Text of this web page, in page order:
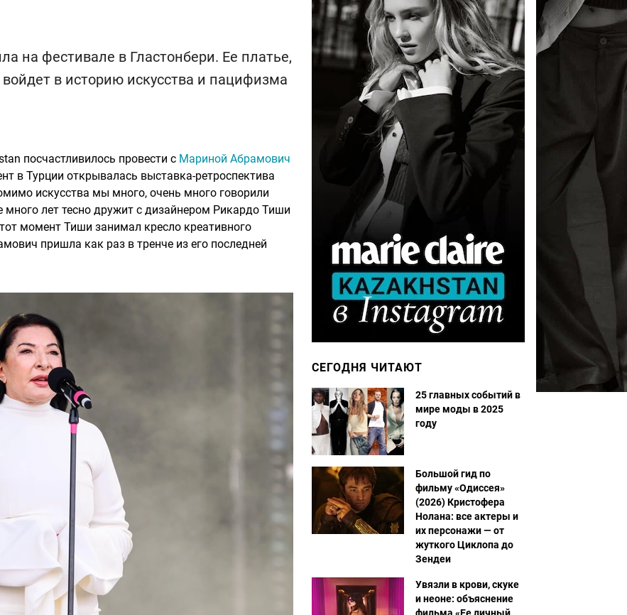
на фестивале в Гластонбери. Ее платье,
в историю искусства и пацифизма
посчастливилось провести с Мариной Абрамович
в Турции открывалась выставка-ретроспектива
искусства мы много, очень много говорили
лет тесно дружит с дизайнером Рикардо Тиши
момент Тиши занимал кресло креативного
пришла как раз в тренче из его последней
СЕГОДНЯ ЧИТАЮТ
25 главных событий в
мире моды в 2025
году
Большой гид по
фильму «Одиссея»
(2026) Кристофера
Нолана: все актеры и
их персонажи — от
жуткого Циклопа до
Зендеи
Увязли в крови, скуке
и неоне: объяснение